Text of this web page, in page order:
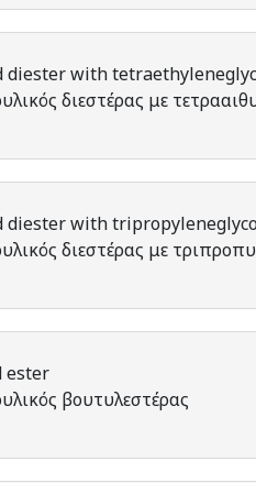
diester with
διεστέρας με
diester with
διεστέρας με
ester
βουτυλεστέρας